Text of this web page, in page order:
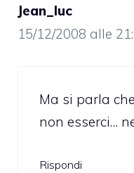
Jean_luc
15/12/2008 alle
Ma si parla
non esserci…
Rispondi